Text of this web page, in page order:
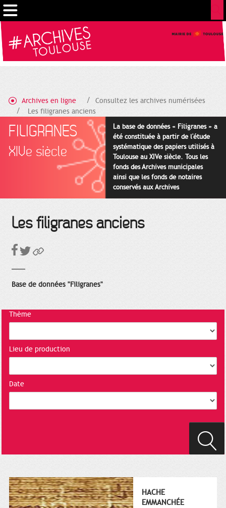
Archives en ligne
Consultez les archives numérisées
Les filigranes anciens
FILIGRANES
XIVe siècle
La base de données « Filigranes » a
été constituée à partir de l'étude
systématique des papiers utilisés à
Toulouse au XIVe siècle. Tous les
fonds des Archives municipales
ainsi que les fonds de notaires
conservés aux Archives
départementales pour cette
Les filigranes anciens
Base de données "Filigranes"
Thème
Lieu de production
Date
HACHE
EMMANCHÉE
Gestion de vos préférences sur les cookies